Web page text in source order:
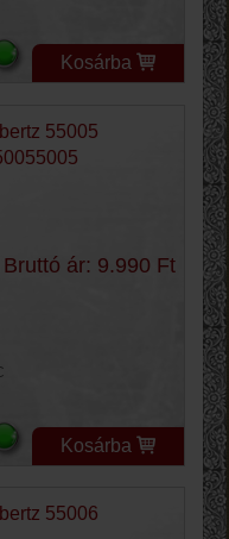
Kosárba
55005
Bruttó ár: 9.990 Ft
Kosárba
55006